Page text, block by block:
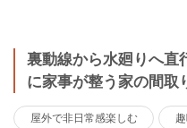
裏動線から水廻りへ直
に家事が整う家の間取
屋外で非日常感楽しむ